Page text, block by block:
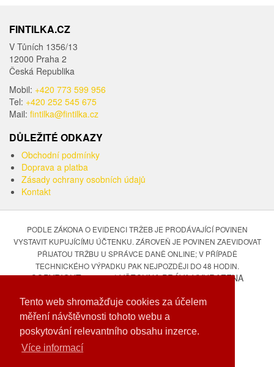
Tento web shromažďuje cookies za účelem
měření návštěvnosti tohoto webu a
poskytování relevantního obsahu inzerce.
Více informací
FINTILKA.CZ
V Tůních 1356/13
12000 Praha 2
Česká Republika
Mobil: +420 773 599 956
Tel: +420 252 545 675
Mail: fintilka@fintilka.cz
DŮLEŽITÉ ODKAZY
Obchodní podmínky
Doprava a platba
Zásady ochrany osobních údajů
Kontakt
PODLE ZÁKONA O EVIDENCI TRŽEB JE PRODÁVAJÍCÍ POVINEN
VYSTAVIT KUPUJÍCÍMU ÚČTENKU. ZÁROVEŇ JE POVINEN ZAEVIDOVAT
PŘIJATOU TRŽBU U SPRÁVCE DANĚ ONLINE; V PŘÍPADĚ
TECHNICKÉHO VÝPADKU PAK NEJPOZDĚJI DO 48 HODIN.
COPYRIGHT © 2026 | VŠECHNA PRÁVA VYHRAZENA
DEVELOPED BY